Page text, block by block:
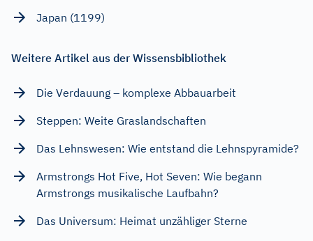
Japan (1199)
Weitere Artikel aus der Wissensbibliothek
Die Verdauung – komplexe Abbauarbeit
Steppen: Weite Graslandschaften
Das Lehnswesen: Wie entstand die Lehnspyramide?
Armstrongs Hot Five, Hot Seven: Wie begann
Armstrongs musikalische Laufbahn?
Das Universum: Heimat unzähliger Sterne